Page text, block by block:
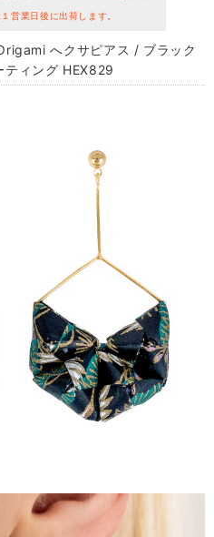
営業日後に出荷します。
へクサピアス / ブラック
ィング HEX829